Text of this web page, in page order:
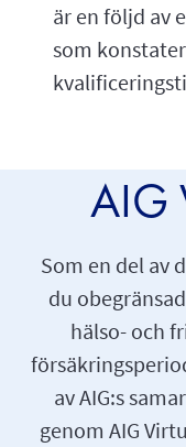
är en följd av
som
AIG
Som en del av
du
hälso- och
av AIG:s
genom AIG